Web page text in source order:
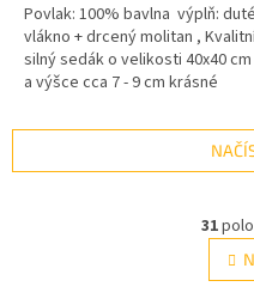
Povlak: 100% bavlna výplň: duté
vlákno + drcený molitan ,
silný sedák o velikosti 40x40 cm
a výšce cca 7 - 9 cm krásné
31